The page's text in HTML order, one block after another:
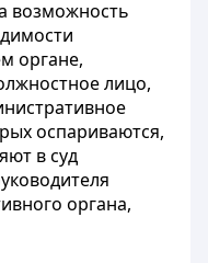
возможность
органе,
лицо,
оспариваются,
в суд
органа,